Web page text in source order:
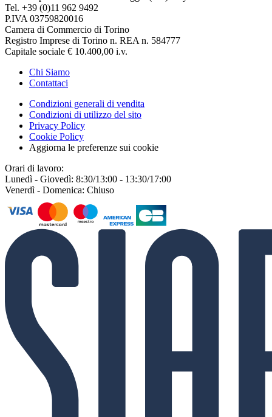
Tel. +39 (0)11 962 9492
P.IVA 03759820016
Camera di Commercio di Torino
Registro Imprese di Torino n. REA n. 584777
Capitale sociale € 10.400,00 i.v.
Chi Siamo
Contattaci
Condizioni generali di vendita
Condizioni di utilizzo del sito
Privacy Policy
Cookie Policy
Aggiorna le preferenze sui cookie
Orari di lavoro:
Lunedì - Giovedì: 8:30/13:00 - 13:30/17:00
Venerdì - Domenica: Chiuso